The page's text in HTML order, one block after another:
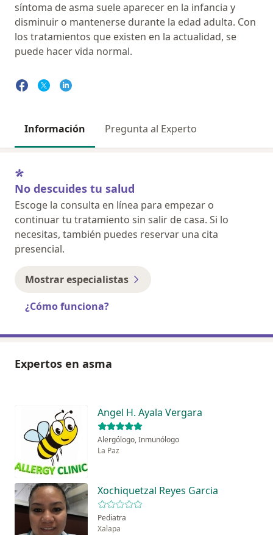
síntoma de asma suele aparecer en la infancia y
disminuir o mantenerse durante la edad adulta. Con
los tratamientos que existen en la actualidad, se
puede hacer vida normal.
Información Pregunta al Experto
No descuides tu salud
Escoge la consulta en línea para empezar o
continuar tu tratamiento sin salir de casa. Si lo
necesitas, también puedes reservar una cita
presencial.
Mostrar especialistas
¿Cómo funciona?
Expertos en asma
Angel H. Ayala Vergara
Alergólogo, Inmunólogo
La Paz
Xochiquetzal Reyes Garcia
Pediatra
Xalapa